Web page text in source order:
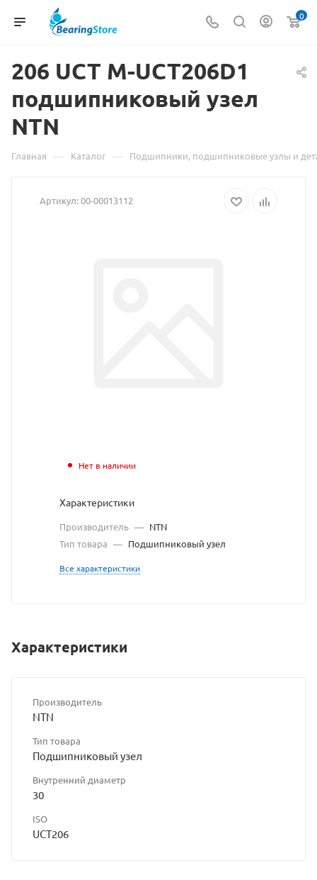
0
206 UCT M-UCT206D1
о
206
M-
подшипниковый узел
NTN
Главная — Каталог — Подшипники, подшипниковые узлы и
Артикул:00-00013112
Нет в наличии
Характеристики
Производитель — NTN
Тип товара — Подшипниковый узел
Все характеристики
Характеристики
Производитель
NTN
Тип товара
Подшипниковый узел
Внутренний диаметр
30
ISO
UCT206